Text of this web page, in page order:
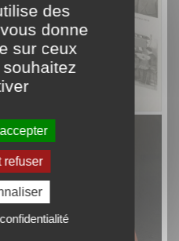
des
donne
sur ceux
refuser